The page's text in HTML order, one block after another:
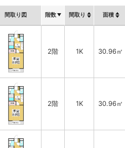
間取り図 階数 間取り 面積
2階 1K 30.96㎡
2階 1K 30.96㎡